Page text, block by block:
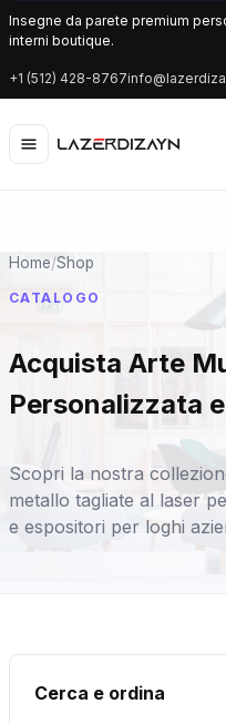
Insegne da parete premium
interni boutique.
+1 (512) 428-8767
Home/Shop
CATALOGO
Acquista Arte
Personalizzata
Scopri la nostra
metallo tagliate al laser
e espositori per loghi
Cerca e ordina